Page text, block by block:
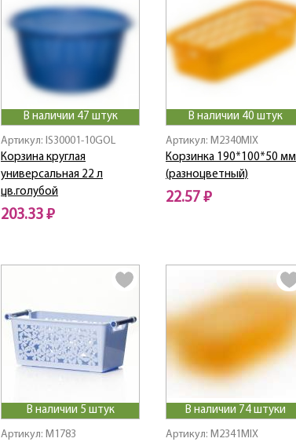
В наличии 47 штук
Артикул: IS30001-10GOL
Корзина круглая
универсальная 22 л
цв.голубой
203.33 ₽
В наличии 40 штук
Артикул: M2340MIX
Корзинка 190*100*50 мм
(разноцветный)
22.57 ₽
В наличии 5 штук
Артикул: M1783
В наличии 74 штуки
Артикул: M2341MIX